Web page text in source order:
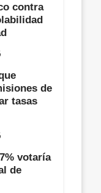
contra
de
tasas
votaría
de